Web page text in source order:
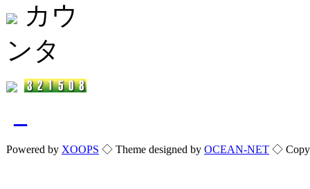
カウ
ンタ
Powered by XOOPS ◇ Theme designed by OCEAN-NET ◇